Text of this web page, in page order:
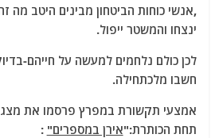
,אנשי כוחות הביטחון מבינים היטב מה
ינצחו והמשטר ייפול.
לכן כולם נלחמים למעשה על חייהם-
חשבו מלכתחילה.
אמצעי תקשורת במפרץ פרסמו את
תחת הכותרת:"אירן במספרים" :